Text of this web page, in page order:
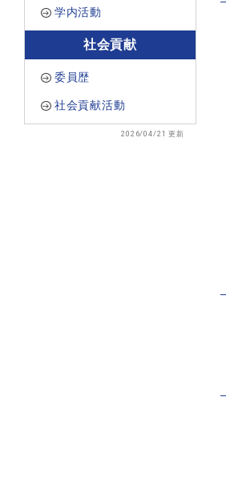
学内活動
社会貢献
委員歴
社会貢献活動
2026/04/21 更新